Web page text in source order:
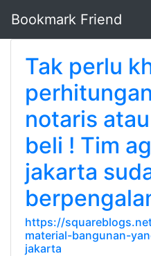
Bookmark Friend
Tak perlu
notaris
beli ! Tim
jakarta
https://
material-bangunan-
jakarta